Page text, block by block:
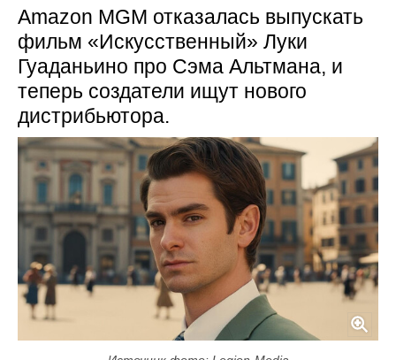
Amazon MGM отказалась выпускать
фильм «Искусственный» Луки
Гуаданьино про Сэма Альтмана, и
теперь создатели ищут нового
дистрибьютора.